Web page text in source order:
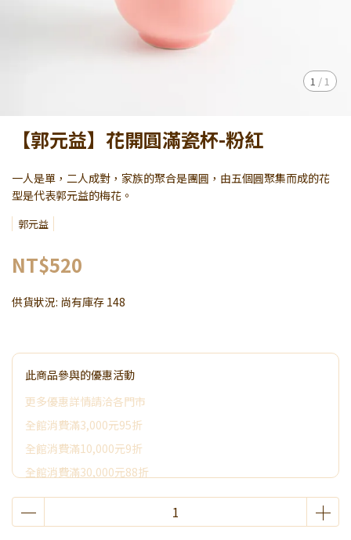
1 / 1
【郭元益】花開圓滿瓷杯-粉紅
一人是單，二人成對，家族的聚合是團圓，由五個圓聚集而成的花
型是代表郭元益的梅花。
郭元益
NT$520
供貨狀況: 尚有庫存 148
此商品參與的優惠活動
更多優惠詳情請洽各門市
全館消費滿3,000元95折
全館消費滿10,000元9折
全館消費滿30,000元88折
全館消費滿50,000元享其它優惠